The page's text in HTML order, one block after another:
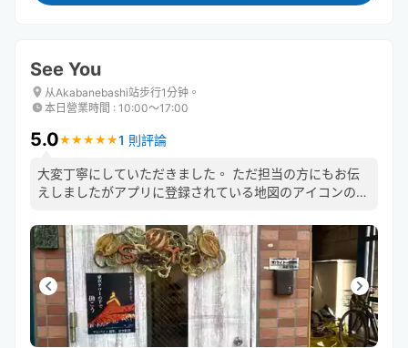
See You
从Akabanebashi站步行1分钟。
本日營業時間 : 10:00〜17:00
5.0★ ★ ★ ★ ★
★ ★ ★ ★ ★1 則評論
大変丁寧にしていただきました。 ただ担当の方にもお伝
えしましたがアプリに登録されている地図のアイコンの場
に行きました。比較的近くなのでよかったでしたが遠くな
らかなり恨みたい現象でした。